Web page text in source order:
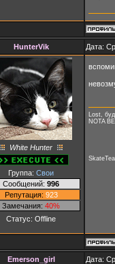
HunterVik Дата:
White Hunter
Группа: Свои
Сообщений: 996
Репутация: 923
Замечания: 40%
Статус: Offline
Lost,
NOTA
Emerson_girl Дата: